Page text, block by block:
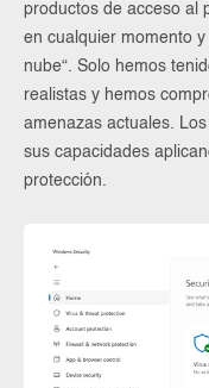
productos de acceso al
en cualquier momento
nube“. Solo hemos
realistas y hemos
amenazas actuales.
sus capacidades
protección.